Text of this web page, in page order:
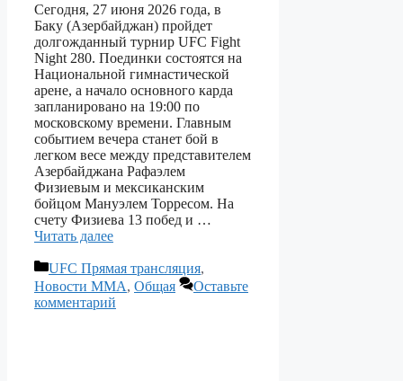
Сегодня, 27 июня 2026 года, в
Баку (Азербайджан) пройдет
долгожданный турнир UFC Fight
Night 280. Поединки состоятся на
Национальной гимнастической
арене, а начало основного карда
запланировано на 19:00 по
московскому времени. Главным
событием вечера станет бой в
легком весе между представителем
Азербайджана Рафаэлем
Физиевым и мексиканским
бойцом Мануэлем Торресом. На
счету Физиева 13 побед и …
Читать далее
Рубрики
UFC Прямая трансляция,
Новости ММА, Общая
Оставьте
комментарий